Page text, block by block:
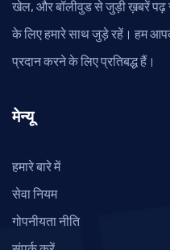
खेल, और बॉलीवुड से जुड़ी ख़बरें पढ़
के लिए हमारे साथ जुड़े रहें। हम
प्रदान करने के लिए प्रतिबद्ध हैं।
मेन्यू
हमारे बारे में
सेवा नियम
गोपनीयता नीति